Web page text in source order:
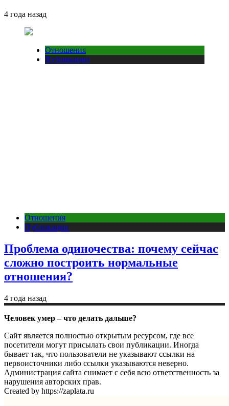
4 года назад
Отношения
Публикации
Отношения
Публикации
Проблема одиночества: почему сейчас
сложно построить нормальные
отношения?
4 года назад
Человек умер – что делать дальше?
Сайт является полностью открытым ресурсом, где все
посетители могут присылать свои публикации. Иногда
бывает так, что пользователи не указывают ссылки на
первоисточники либо ссылки указываются неверно.
Администрация сайта снимает с себя всю ответственность за
нарушения авторских прав.
Created by https://zaplata.ru